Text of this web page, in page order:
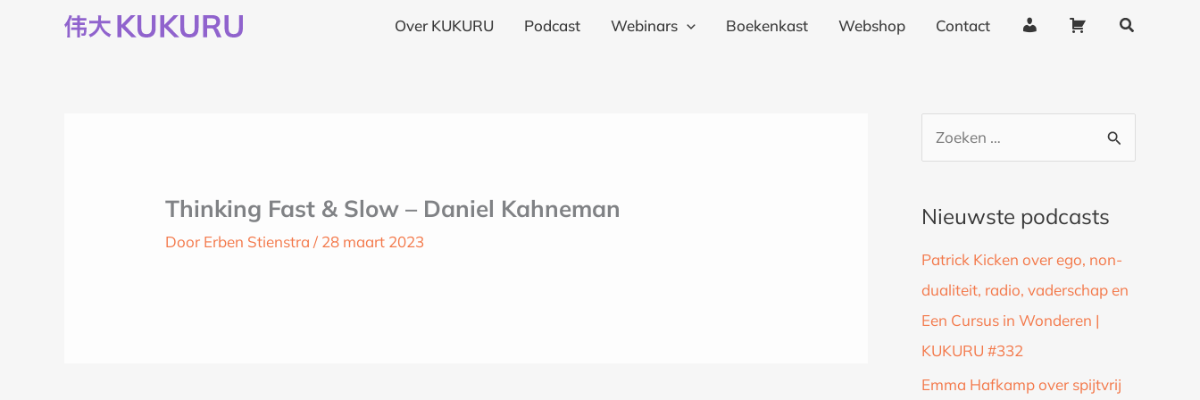
Over KUKURU Podcast Webinars Boekenkast Webshop Contact
e
v
e
W
g
Zoeken
Thinking Fast & Slow – Daniel Kahneman
Door Erben Stienstra/ 28 maart 2023
n
a
a
r
:
Nieuwste podcasts
Patrick Kicken over ego, non-
dualiteit, radio, vaderschap en
Een Cursus in Wonderen |
KUKURU #332
Emma Hafkamp over spijtvrij